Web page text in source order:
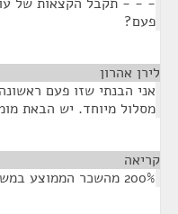
פעם?
לירן אהרון
אני הבנתי שזו פעם
מסלול מיוחד. יש הבאת
קריאה
200% מהשכר הממוצע במשק זה לא- - -